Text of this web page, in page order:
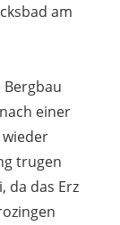
am
einer
trugen
da das Erz